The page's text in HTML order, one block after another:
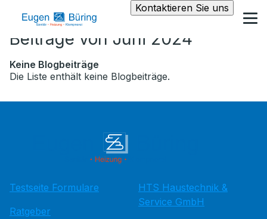
Kontaktieren Sie uns
Beiträge von Juni 2024
Keine Blogbeiträge
Die Liste enthält keine Blogbeiträge.
Testseite Formulare
Ratgeber
HTS Haustechnik &
Service GmbH